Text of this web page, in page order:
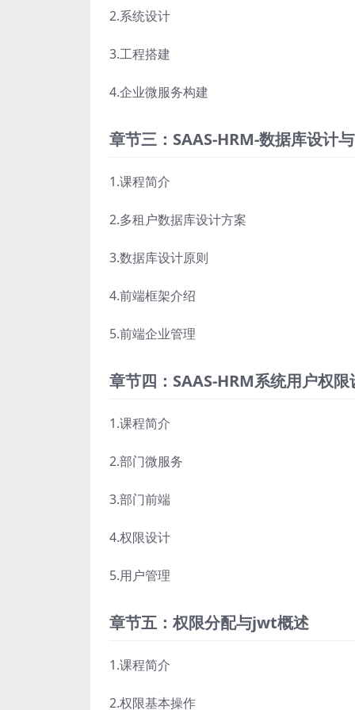
2.系统设计
3.工程搭建
4.企业微服务构建
章节三：SAAS-HRM-数据库设计
1.课程简介
2.多租户数据库设计方案
3.数据库设计原则
4.前端框架介绍
5.前端企业管理
章节四：SAAS-HRM系统用户权限
1.课程简介
2.部门微服务
3.部门前端
4.权限设计
5.用户管理
章节五：权限分配与jwt概述
1.课程简介
2.权限基本操作